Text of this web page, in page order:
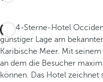
Das 4-Sterne-Hotel
günstiger Lage am
Karibische Meer. Mit
an dem die Besucher
können. Das Hotel zeichnet